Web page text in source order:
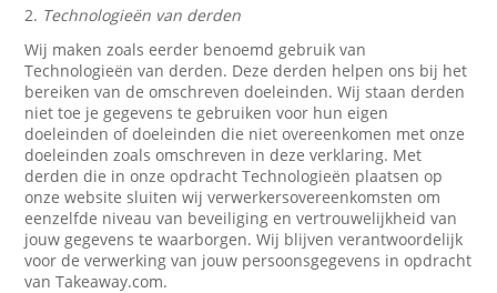
2. Technologieën van derden
Wij maken zoals eerder benoemd gebruik van
Technologieën van derden. Deze derden helpen ons bij het
bereiken van de omschreven doeleinden. Wij staan derden
niet toe je gegevens te gebruiken voor hun eigen
doeleinden of doeleinden die niet overeenkomen met onze
doeleinden zoals omschreven in deze verklaring. Met
derden die in onze opdracht Technologieën plaatsen op
onze website sluiten wij verwerkersovereenkomsten om
eenzelfde niveau van beveiliging en vertrouwelijkheid van
jouw gegevens te waarborgen. Wij blijven verantwoordelijk
voor de verwerking van jouw persoonsgegevens in opdracht
van Takeaway.com.